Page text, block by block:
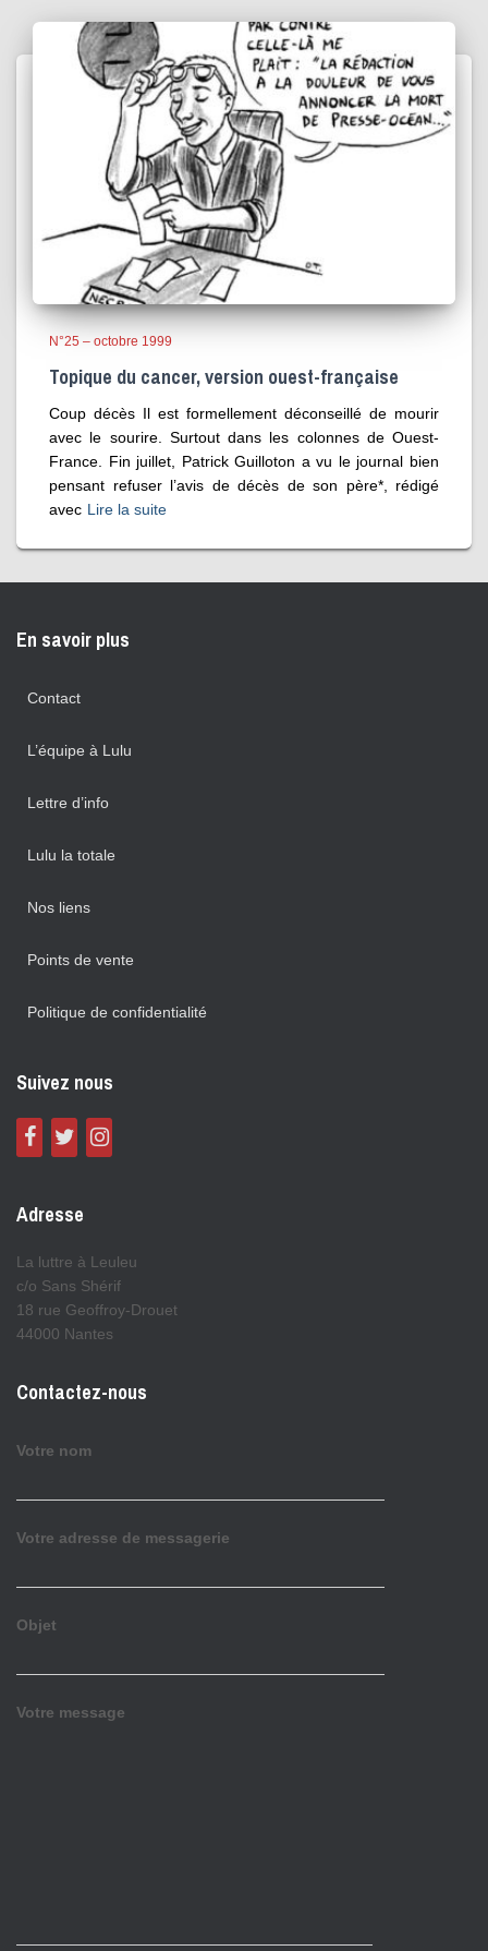
N°25 – octobre 1999
Topique du cancer, version ouest-française
Coup décès Il est formellement déconseillé de mourir
avec le sourire. Surtout dans les colonnes de Ouest-
France. Fin juillet, Patrick Guilloton a vu le journal bien
pensant refuser l’avis de décès de son père*, rédigé
avec Lire la suite
En savoir plus
Contact
L’équipe à Lulu
Lettre d’info
Lulu la totale
Nos liens
Points de vente
Politique de confidentialité
Suivez nous
Adresse
La luttre à Leuleu
c/o Sans Shérif
18 rue Geoffroy-Drouet
44000 Nantes
Contactez-nous
Votre nom
Votre adresse de messagerie
Objet
Votre message